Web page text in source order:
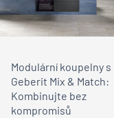
Modulární koupelny s
Geberit Mix & Match:
Kombinujte bez
kompromisů